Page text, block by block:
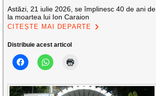
Astăzi, 21 iulie 2026, se împlinesc 40 de ani de
la moartea lui Ion Caraion
CITEȘTE MAI DEPARTE
Distribuie acest articol